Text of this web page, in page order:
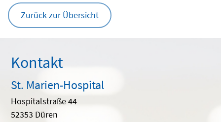
Zurück zur Übersicht
Kontakt
St. Marien-Hospital
Hospitalstraße 44
52353 Düren